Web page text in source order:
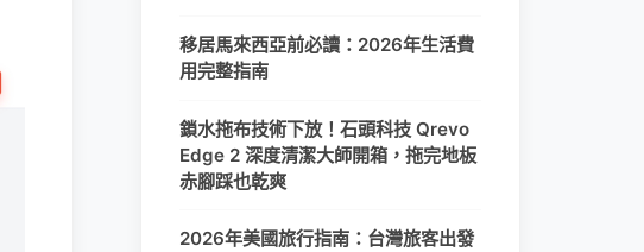
移居馬來西亞前必讀：2026年生活費
用完整指南
鎖水拖布技術下放！石頭科技 Qrevo
Edge 2 深度清潔大師開箱，拖完地板
赤腳踩也乾爽
2026年美國旅行指南：台灣旅客出發